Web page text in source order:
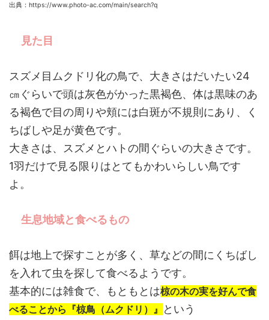
出典：https://www.photo-ac.com/main/search?q
見た目
スズメ目ムクドリ化の鳥で、大きさはだいたい24
㎝ぐらいで頭は灰色がかった黒褐色、体は黒味のあ
る褐色で目の周りや頬には白斑が不規則にあり、く
ちばしや足が黄色です。
大きさは、スズメとハトの間ぐらいの大きさです。
1羽だけで見る限りはとてもかわいらしい鳥です
よ。
生息地域と食べるもの
餌は地上で探すことが多く、草などの間にくちばし
を入れて虫を探して食べるようです。
基本的には雑食で、もともとは椋の木の実を好んで食
べることから『椋鳥（ムクドリ）』 という